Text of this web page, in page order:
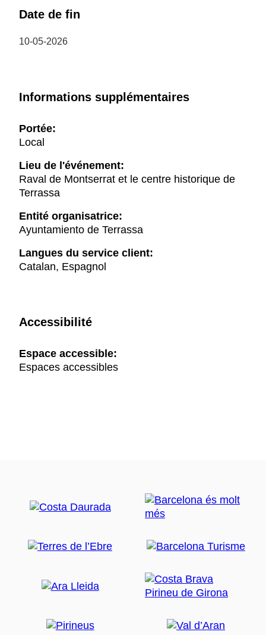
Date de fin
10-05-2026
Informations supplémentaires
Portée:
Local
Lieu de l'événement:
Raval de Montserrat et le centre historique de
Terrassa
Entité organisatrice:
Ayuntamiento de Terrassa
Langues du service client:
Catalan, Espagnol
Accessibilité
Espace accessible:
Espaces accessibles